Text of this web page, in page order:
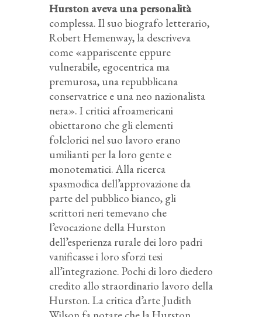
Hurston aveva una personalità
complessa. Il suo biografo letterario,
Robert Hemenway, la descriveva
come «appariscente eppure
vulnerabile, egocentrica ma
premurosa, una repubblicana
conservatrice e una neo nazionalista
nera». I critici afroamericani
obiettarono che gli elementi
folclorici nel suo lavoro erano
umilianti per la loro gente e
monotematici. Alla ricerca
spasmodica dell’approvazione da
parte del pubblico bianco, gli
scrittori neri temevano che
l’evocazione della Hurston
dell’esperienza rurale dei loro padri
vanificasse i loro sforzi tesi
all’integrazione. Pochi di loro diedero
credito allo straordinario lavoro della
Hurston. La critica d’arte Judith